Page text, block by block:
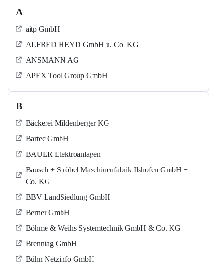
A
aitp GmbH
ALFRED HEYD GmbH u. Co. KG
ANSMANN AG
APEX Tool Group GmbH
B
Bäckerei Mildenberger KG
Bartec GmbH
BAUER Elektroanlagen
Bausch + Ströbel Maschinenfabrik Ilshofen GmbH +
Co. KG
BBV LandSiedlung GmbH
Berner GmbH
Böhme & Weihs Systemtechnik GmbH & Co. KG
Brenntag GmbH
Bühn Netzinfo GmbH